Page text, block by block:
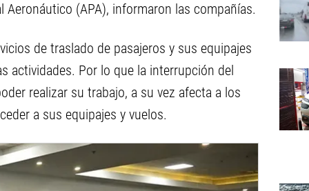
(APA), informaron las compañías.
de traslado de pasajeros y sus equipajes
actividades. Por lo que la interrupción del
realizar su trabajo, a su vez afecta a los
a sus equipajes y vuelos.